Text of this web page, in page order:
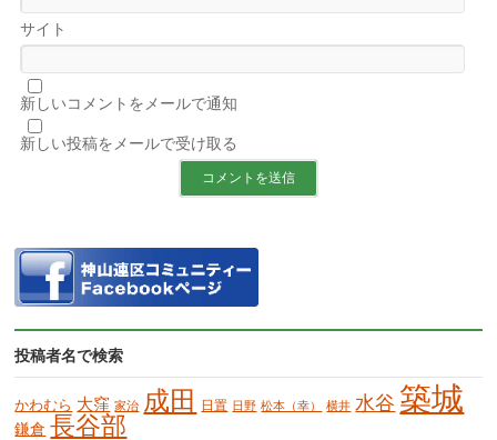
サイト
新しいコメントをメールで通知
新しい投稿をメールで受け取る
投稿者名で検索
かわむら 大窪 家治 成田 日置 日野 松本（幸） 横井 水谷 築城
鎌倉 長谷部